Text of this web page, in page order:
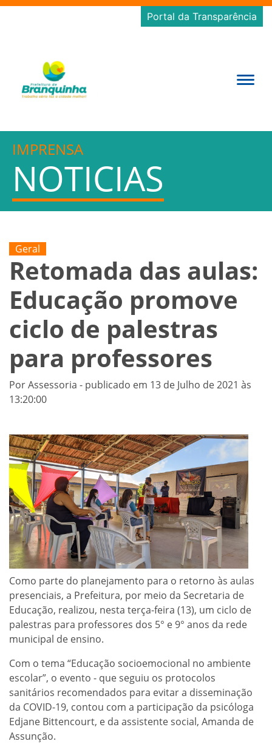
Portal da Transparência
IMPRENSA
NOTICIAS
Geral
Retomada das aulas:
Educação promove
ciclo de palestras
para professores
Por Assessoria - publicado em 13 de Julho de 2021 às
13:20:00
Como parte do planejamento para o retorno às aulas
presenciais, a Prefeitura, por meio da Secretaria de
Educação, realizou, nesta terça-feira (13), um ciclo de
palestras para professores dos 5° e 9° anos da rede
municipal de ensino.
Com o tema “Educação socioemocional no ambiente
escolar”, o evento - que seguiu os protocolos
sanitários recomendados para evitar a disseminação
da COVID-19, contou com a participação da psicóloga
Edjane Bittencourt, e da assistente social, Amanda de
Assunção.